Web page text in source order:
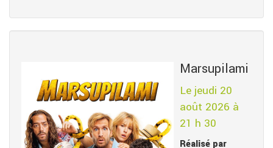
Marsupilami
Le jeudi 20
août 2026 à
21 h 30
Réalisé par